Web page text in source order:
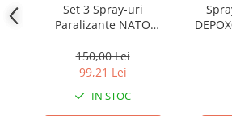
Set 3 Spray-uri
Paralizante NATO
Propulsie Jet, Verde
150,00 Lei
99,21 Lei
IN STOC